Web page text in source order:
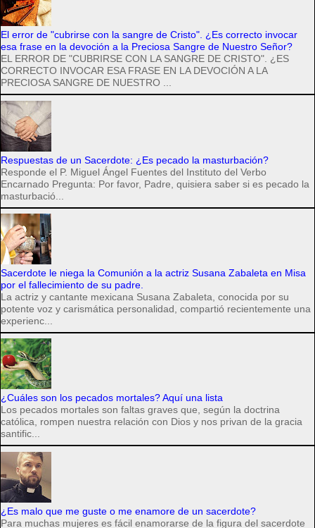
El error de "cubrirse con la sangre de Cristo". ¿Es correcto invocar
esa frase en la devoción a la Preciosa Sangre de Nuestro Señor?
EL ERROR DE "CUBRIRSE CON LA SANGRE DE CRISTO". ¿ES
CORRECTO INVOCAR ESA FRASE EN LA DEVOCIÓN A LA
PRECIOSA SANGRE DE NUESTRO ...
Respuestas de un Sacerdote: ¿Es pecado la masturbación?
Responde el P. Miguel Ángel Fuentes del Instituto del Verbo
Encarnado Pregunta: Por favor, Padre, quisiera saber si es pecado la
masturbació...
Sacerdote le niega la Comunión a la actriz Susana Zabaleta en Misa
por el fallecimiento de su padre.
La actriz y cantante mexicana Susana Zabaleta, conocida por su
potente voz y carismática personalidad, compartió recientemente una
experienc...
¿Cuáles son los pecados mortales? Aquí una lista
Los pecados mortales son faltas graves que, según la doctrina
católica, rompen nuestra relación con Dios y nos privan de la gracia
santific...
¿Es malo que me guste o me enamore de un sacerdote?
Para muchas mujeres es fácil enamorarse de la figura del sacerdote